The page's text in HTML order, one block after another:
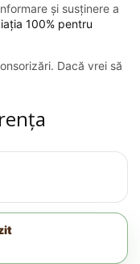
și susținere a
100% pentru
Dacă vrei să